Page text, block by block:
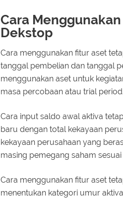
Cara
Dekstop
Cara menggunakan fitur aset
tanggal pembelian dan tanggal
menggunakan aset untuk
masa percobaan atau trial period.
Cara input saldo awal aktiva
baru dengan total kekayaan
kekayaan perusahaan yang
masing pemegang saham sesuai
Cara menggunakan fitur aset
menentukan kategori umur